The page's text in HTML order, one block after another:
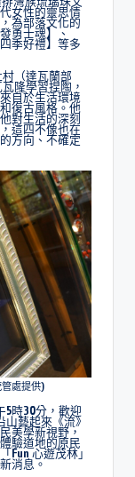
女性的靈思情
為部落文化的
勇士魂】、
季好禮】等多
（達瓦蘭部
隆學習捏陶，
自於生活環境
復古風格。他
對生活的深刻
這四不像也在
方向、不確定
處提供)
5時30分，歡迎
藝起來《流》
美學新視野，
驗道地的原民
Fun 心遊茂林」
消息。